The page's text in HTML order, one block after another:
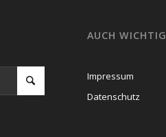
AUCH WICHTIG
Impressum
Datenschutz